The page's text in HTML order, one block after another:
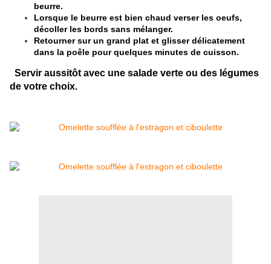
beurre.
Lorsque le beurre est bien chaud verser les oeufs,
décoller les bords sans mélanger.
Retourner sur un grand plat et glisser délicatement
dans la poêle pour quelques minutes de cuisson.
Servir aussitôt avec une salade verte ou des légumes
de votre choix.